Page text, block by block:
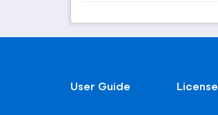
User Guide License